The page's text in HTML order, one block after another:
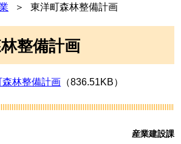
東洋町森林整備計画
整備計画
森林整備計画 （836.51KB）
産業建設課